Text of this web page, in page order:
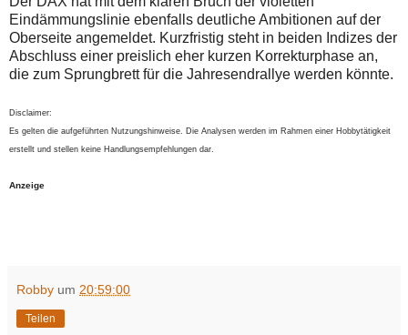
Eindämmungslinie ebenfalls deutliche Ambitionen auf der
Oberseite angemeldet. Kurzfristig steht in beiden Indizes der
Abschluss einer preislich eher kurzen Korrekturphase an,
die zum Sprungbrett für die Jahresendrallye werden könnte.
Disclaimer:
Es gelten die aufgeführten Nutzungshinweise. Die Analysen werden im Rahmen einer Hobbytätigkeit
erstellt und stellen keine Handlungsempfehlungen dar.
Anzeige
Robby um 20:59:00
Teilen